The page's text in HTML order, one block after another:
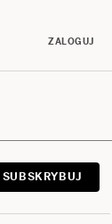
ZALOGUJ
SUBSKRYBUJ